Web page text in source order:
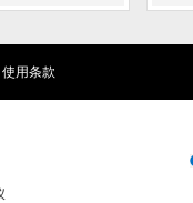
使用条款